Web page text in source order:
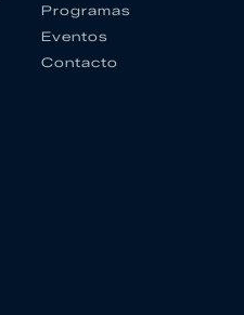
Programas
Eventos
Contacto